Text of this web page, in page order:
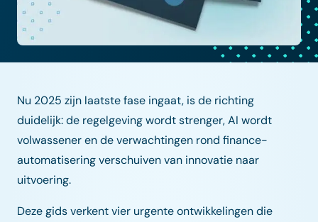
Nu 2025 zijn laatste fase ingaat, is de richting
duidelijk: de regelgeving wordt strenger, AI wordt
volwassener en de verwachtingen rond finance-
automatisering verschuiven van innovatie naar
uitvoering.
Deze gids verkent vier urgente ontwikkelingen die